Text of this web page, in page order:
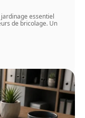
essentiel
de bricolage. Un